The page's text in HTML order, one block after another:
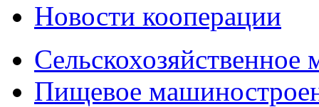
Новости кооперации
Пищевое